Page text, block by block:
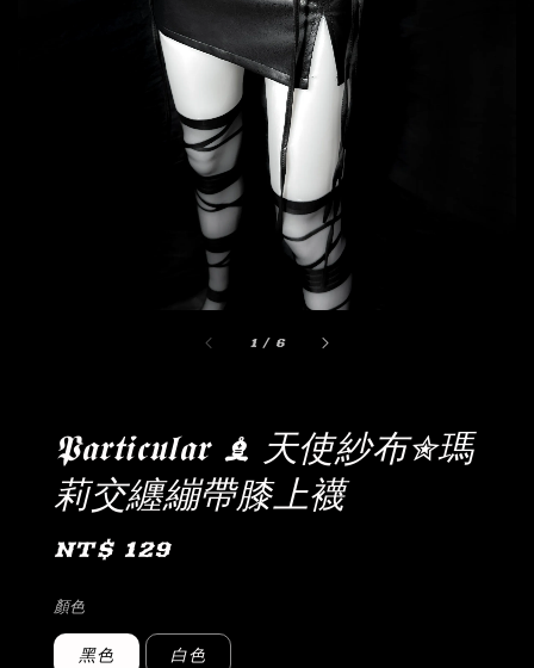
1 / 6
𝕻𝖆𝖗𝖙𝖎𝖈𝖚𝖑𝖆𝖗 ♝ 天使紗布✮瑪
莉交纏繃帶膝上襪
Regular
NT$ 129
顏色
黑色 白色